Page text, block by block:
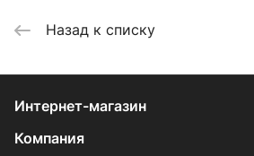
Назад к списку
Интернет-магазин
Компания